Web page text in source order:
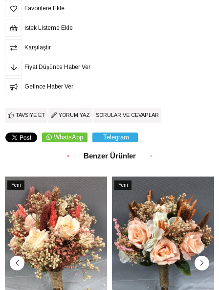
Favorilere Ekle
İstek Listeme Ekle
Karşılaştır
Fiyat Düşünce Haber Ver
Gelince Haber Ver
TAVSIYE ET YORUM YAZ SORULAR VE CEVAPLAR
WhatsApp Telegram
Benzer Ürünler
Yeni
Yeni